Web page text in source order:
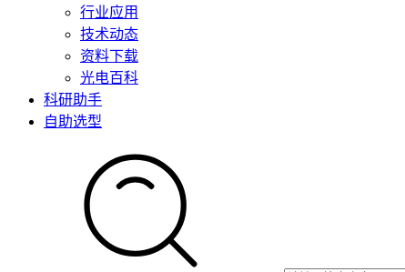
行业应用
技术动态
资料下载
光电百科
科研助手
自助选型